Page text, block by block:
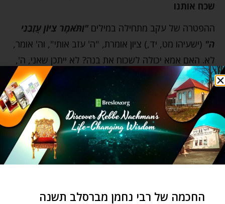
שכח אותנו
ההפטרה של עקב מתחילה במילים "וַתֹּאמֶר צִיּוֹן עֲזָבַנִי
ה" (ישעיהו מט, יד,) ציון אומרת, "ה' עזב אותי", וה' אומר,
לא. האם אמא יכולה לשכוח את בנה? לא ייתכן שאני, ה',
אשכח אותך". זה לא ייתכן. הגמרא בברכות אומרת, "גַּם
אֵלֶּה תִּשָּׁכַחְנָה" – אישה יכולה לשכוח את בנה, ילד שנולד
לה – "וְאָנֹכִי לֹא אֶשְׁכָּחֲךָ". כך אומר הפסוק. הגמרא
בברכות מסבירה, "גם אלה תִּשָּׁכַחְנָה" – "אלה", שעשיתם
עגל זהב ואמרתם "אלה אלוקיך ישראל" – אני יכול לשכוח
את זה, הקב"ה אומר. אבל "ואנוכי", שאתם עמדתם בסיני
החכמה של רבי נחמן מברסלב תשנה